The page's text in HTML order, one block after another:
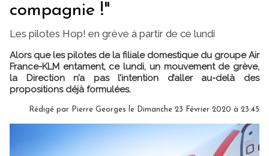
compagnie !"
Les pilotes Hop! en grève à partir de ce lundi
Alors que les pilotes de la filiale domestique du groupe Air
France-KLM entament, ce lundi, un mouvement de grève,
la Direction n’a pas l’intention d’aller au-delà des
propositions déjà formulées.
Rédigé par Pierre Georges le Dimanche 23 Février 2020 à 23:45